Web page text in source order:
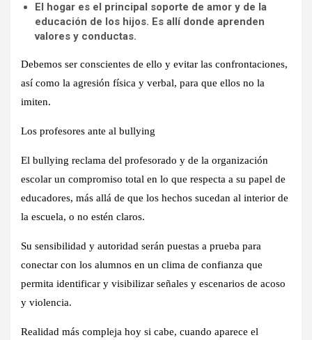
El hogar es el principal soporte de amor y de la
educación de los hijos. Es allí donde aprenden
valores y conductas.
Debemos ser conscientes de ello y evitar las confrontaciones,
así como la agresión física y verbal, para que ellos no la
imiten.
Los profesores ante al bullying
El bullying reclama del profesorado y de la organización
escolar un compromiso total en lo que respecta a su papel de
educadores, más allá de que los hechos sucedan al interior de
la escuela, o no estén claros.
Su sensibilidad y autoridad serán puestas a prueba para
conectar con los alumnos en un clima de confianza que
permita identificar y visibilizar señales y escenarios de acoso
y violencia.
Realidad más compleja hoy si cabe, cuando aparece el